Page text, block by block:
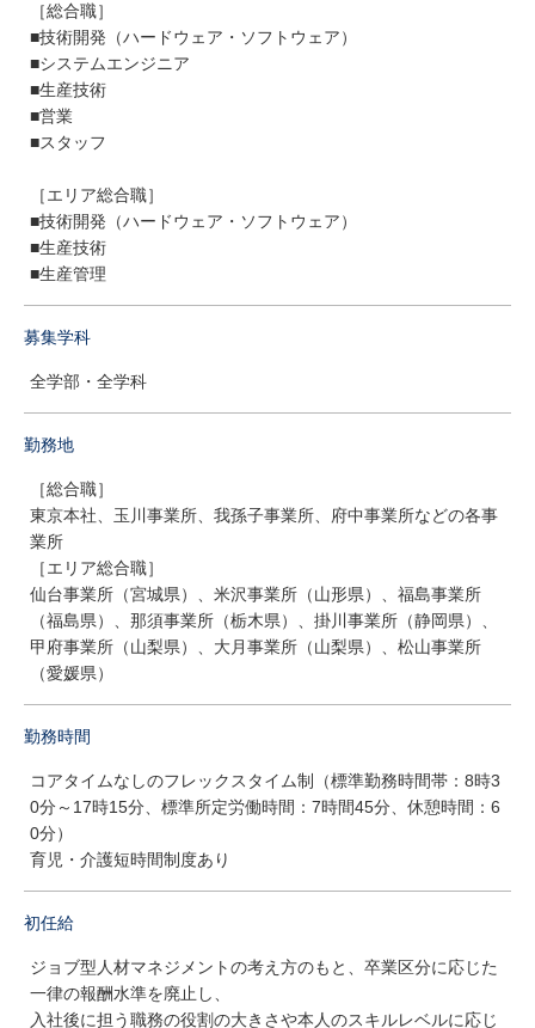
［総合職］
■技術開発（ハードウェア・ソフトウェア）
■システムエンジニア
■生産技術
■営業
■スタッフ
［エリア総合職］
■技術開発（ハードウェア・ソフトウェア）
■生産技術
■生産管理
募集学科
全学部・全学科
勤務地
［総合職］
東京本社、玉川事業所、我孫子事業所、府中事業所などの各事
業所
［エリア総合職］
仙台事業所（宮城県）、米沢事業所（山形県）、福島事業所
（福島県）、那須事業所（栃木県）、掛川事業所（静岡県）、
甲府事業所（山梨県）、大月事業所（山梨県）、松山事業所
（愛媛県）
勤務時間
コアタイムなしのフレックスタイム制（標準勤務時間帯：8時3
0分～17時15分、標準所定労働時間：7時間45分、休憩時間：6
0分）
育児・介護短時間制度あり
初任給
ジョブ型人材マネジメントの考え方のもと、卒業区分に応じた
一律の報酬水準を廃止し、
入社後に担う職務の役割の大きさや本人のスキルレベルに応じ